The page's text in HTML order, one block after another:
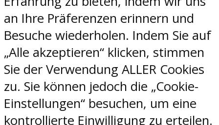
an Ihre Präferenzen erinnern und
Besuche wiederholen. Indem Sie auf
„Alle akzeptieren“ klicken, stimmen
Sie der Verwendung ALLER Cookies
zu. Sie können jedoch die „Cookie-
Einstellungen“ besuchen, um eine
kontrollierte Einwilligung zu erteilen.